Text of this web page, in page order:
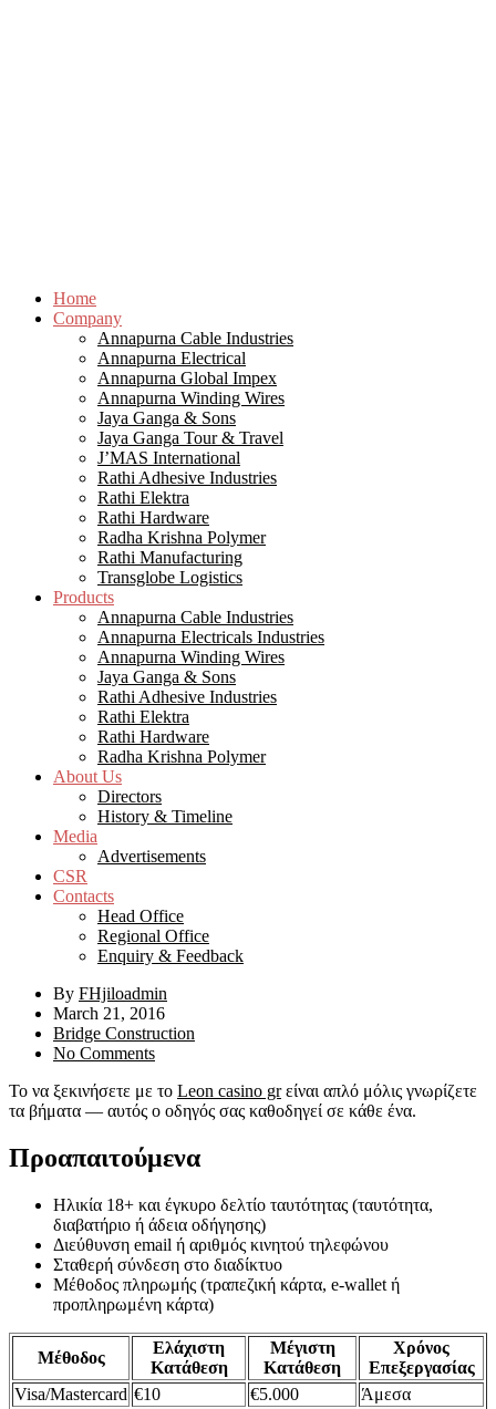
Home
Company
Annapurna Cable Industries
Annapurna Electrical
Annapurna Global Impex
Annapurna Winding Wires
Jaya Ganga & Sons
Jaya Ganga Tour & Travel
J’MAS International
Rathi Adhesive Industries
Rathi Elektra
Rathi Hardware
Radha Krishna Polymer
Rathi Manufacturing
Transglobe Logistics
Products
Annapurna Cable Industries
Annapurna Electricals Industries
Annapurna Winding Wires
Jaya Ganga & Sons
Rathi Adhesive Industries
Rathi Elektra
Rathi Hardware
Radha Krishna Polymer
About Us
Directors
History & Timeline
Media
Advertisements
CSR
Contacts
Head Office
Regional Office
Enquiry & Feedback
By FHjiloadmin
March 21, 2016
Bridge Construction
No Comments
Το να ξεκινήσετε με το Leon casino grείναι απλό μόλις γνωρίζετε
τα βήματα — αυτός ο οδηγός σας καθοδηγεί σε κάθε ένα.
Προαπαιτούμενα
Ηλικία 18+ και έγκυρο δελτίο ταυτότητας (ταυτότητα,
διαβατήριο ή άδεια οδήγησης)
Διεύθυνση email ή αριθμός κινητού τηλεφώνου
Σταθερή σύνδεση στο διαδίκτυο
Μέθοδος πληρωμής (τραπεζική κάρτα, e-wallet ή
προπληρωμένη κάρτα)
Μέθοδος
Ελάχιστη
Κατάθεση
Μέγιστη
Κατάθεση
Χρόνος
Επεξεργασίας
Visa/Mastercard €10 €5.000
Άμεσα